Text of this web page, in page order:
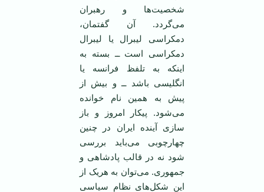
شخصیت‌ها و رهبران
می‌گردد. آن گفتمان،
دمکراسی لیبرال یا لیبرال
دمکراسی است ــ بسته به
اینکه به تلفظ فرانسه یا
انگلیسی باشد ــ و بیش از
پیش به همین نام خوانده
می‌شود. پیکار امروز و باز
سازی آینده ایران در چنین
چهارچوبی می‌باید بررسی
شود نه در قالب پادشاهی و
جمهوری. می‌توان به هریک از
این شکل‌های نظام سیاسی